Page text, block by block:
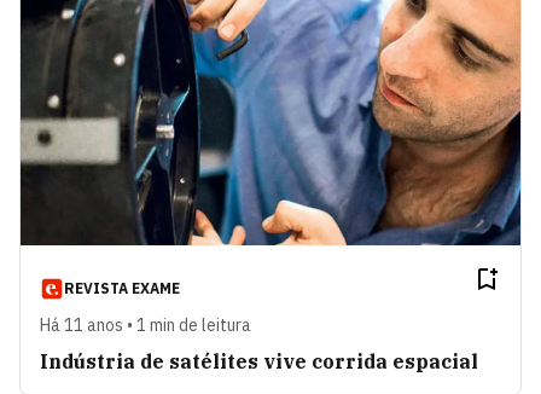
REVISTA EXAME
Há 11 anos • 1 min de leitura
Indústria de satélites vive corrida espacial